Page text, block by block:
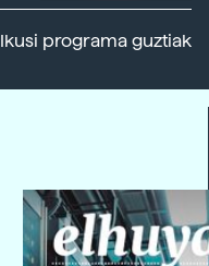
Ikusi programa guztiak